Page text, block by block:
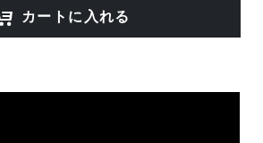
カートに入れる